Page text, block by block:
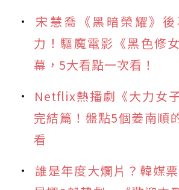
宋慧喬《黑暗榮耀》
力！驅魔電影《黑色修
幕，5大看點一次看！
Netflix熱播劇《大力女
完結篇！盤點5個姜南順
看
誰是年度大爛片？韓媒